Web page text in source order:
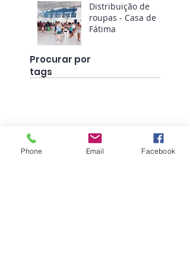
Distribuição de
roupas - Casa de
Fátima
Procurar por
tags
Phone Email Facebook